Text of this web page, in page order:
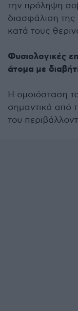
την πρόληψη
διασφάλιση
κατά τους
Φυσιολογικές
άτομα με
Η ομοιόσταση
σημαντικά από
του